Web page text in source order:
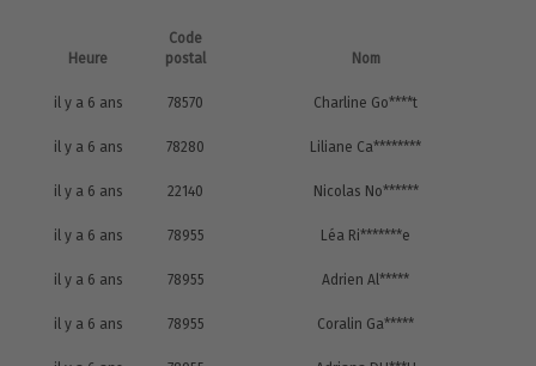
Heure
Code
postal
Nom
il y a 6 ans 78570 Charline Go****t
il y a 6 ans 78280 Liliane Ca********
il y a 6 ans 22140 Nicolas No******
il y a 6 ans 78955 Léa Ri*******e
il y a 6 ans 78955 Adrien Al*****
il y a 6 ans 78955 Coralin Ga*****